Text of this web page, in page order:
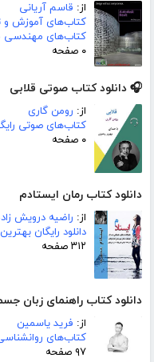
از: قاسم آریانی
کتاب‌های آموزش و
کتاب‌های مهندسی
۰ صفحه
🎧 دانلود کتاب صوتی قلابی
از: رومن گاری
کتاب‌های صوتی
۰ صفحه
دانلود کتاب رمان ایستادم
از: راضیه درویش
دانلود رایگان
۳۱۲ صفحه
دانلود کتاب راهنمای زبان
از: فرید یاسمین
کتاب‌های
۹۷ صفحه